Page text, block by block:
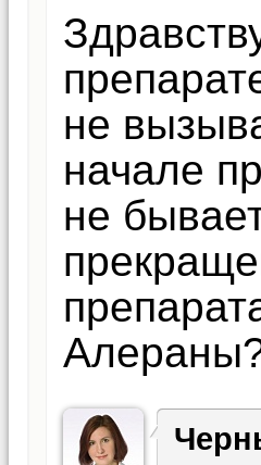
не
начале
не